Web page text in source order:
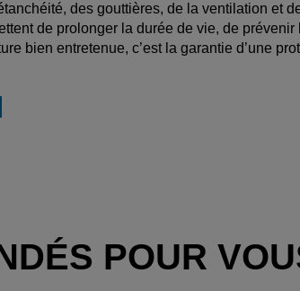
des gouttières, de la ventilation et
de prolonger la durée de vie, de prévenir
bien entretenue, c’est la garantie d’une
POUR